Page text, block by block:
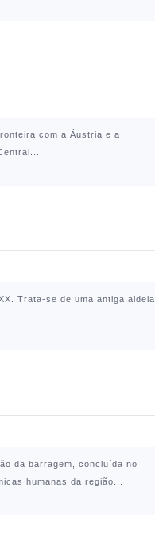
com a Áustria e a
Trata-se de uma antiga aldeia
da barragem, concluída no
humanas da região...